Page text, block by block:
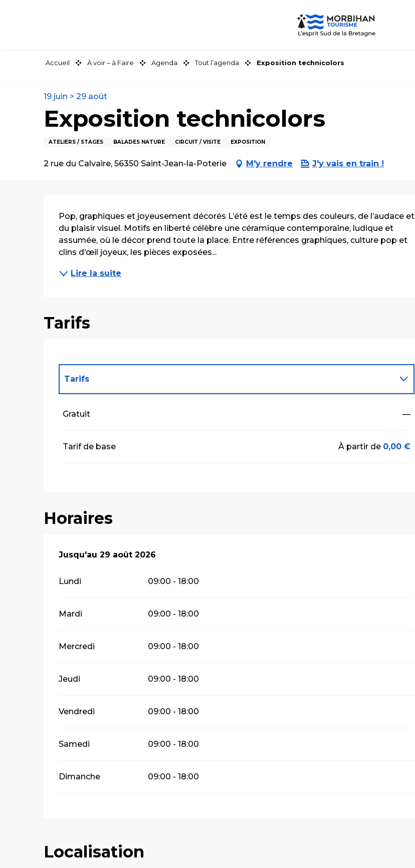
Accueil À voir – à Faire Agenda Tout l’agenda Exposition technicolors
19 juin > 29 août
Exposition technicolors
ATELIERS / STAGES BALADES NATURE CIRCUIT / VISITE EXPOSITION
2 rue du Calvaire, 56350 Saint-Jean-la-Poterie M'y rendre J'y vais en train !
Description
Pop, graphiques et joyeusement décorés L’été est le temps des couleurs, de l’audace et
du plaisir visuel. Motifs en liberté célèbre une céramique contemporaine, ludique et
assumée, où le décor prend toute la place. Entre références graphiques, culture pop et
clins d’œil joyeux, les pièces exposées...
Lire la suite
Tarifs
Tarifs
Gratuit —
Tarif de base À partir de 0,00 €
Horaires
Du19 juin 2026au29 août 2026
Jusqu'au 29 août 2026
Lundi 09:00 - 18:00
Mardi 09:00 - 18:00
Mercredi 09:00 - 18:00
Jeudi 09:00 - 18:00
Vendredi 09:00 - 18:00
Samedi 09:00 - 18:00
Dimanche 09:00 - 18:00
Localisation